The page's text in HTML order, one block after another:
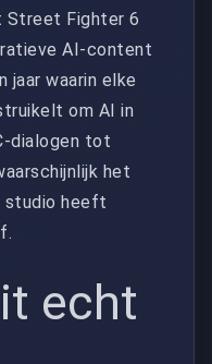
Fighter 6
AI-content
jaar waarin elke
om AI in
dialogen tot
het
studio heeft
echt